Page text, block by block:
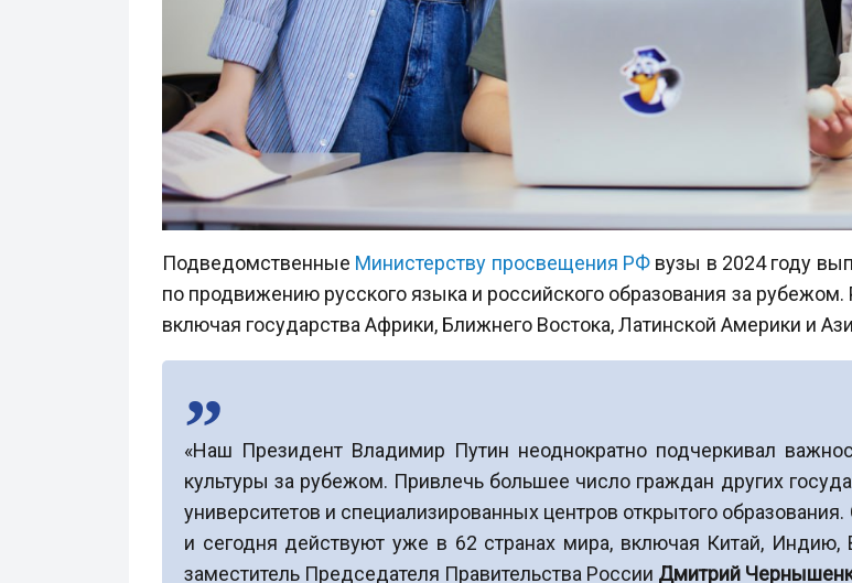
Подведомственные Министерству просвещения РФ вузы в 2024 году
по продвижению русского языка и российского образования за
включая государства Африки, Ближнего Востока, Латинской Америки и
«Наш Президент Владимир Путин неоднократно подчеркивал
культуры за рубежом. Привлечь большее число граждан других
университетов и специализированных центров открытого
и сегодня действуют уже в 62 странах мира, включая Китай,
заместитель Председателя Правительства России Дмитрий